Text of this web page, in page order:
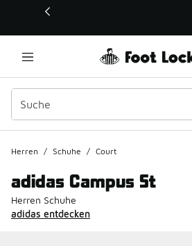
Dieser Link öffnet sich in einem neuen
Herren / Schuhe / Court
adidas Campus St
Herren Schuhe
adidas entdecken